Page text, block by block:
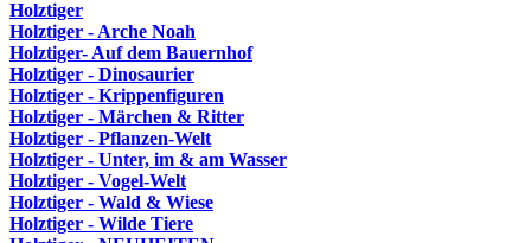
Holztiger
Holztiger - Arche Noah
Holztiger- Auf dem Bauernhof
Holztiger - Dinosaurier
Holztiger - Krippenfiguren
Holztiger - Märchen & Ritter
Holztiger - Pflanzen-Welt
Holztiger - Unter, im & am Wasser
Holztiger - Vogel-Welt
Holztiger - Wald & Wiese
Holztiger - Wilde Tiere